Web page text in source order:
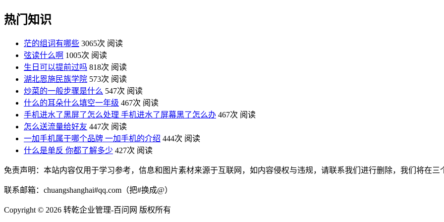
热门知识
茫的组词有哪些 3065次 阅读
弦读什么啊 1005次 阅读
生日可以提前过吗 818次 阅读
湖北恩施民族学院 573次 阅读
炒菜的一般步骤是什么 547次 阅读
什么的耳朵什么填空一年级 467次 阅读
手机进水了黑屏了怎么处理 手机进水了屏幕黑了怎么办 467次 阅读
怎么送流量给好友 447次 阅读
一加手机属于哪个品牌 一加手机的介绍 444次 阅读
什么是单反 你都了解多少 427次 阅读
免责声明：本站内容仅用于学习参考，信息和图片素材来源于互联网，如内容侵权与违规，请联系我们进行删除，我们将在三
联系邮箱：chuangshanghai#qq.com（把#换成@）
Copyright © 2026 转乾企业管理-百问网 版权所有